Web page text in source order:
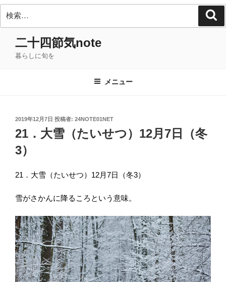
索:
二十四節気note
暮らしに旬を
メニュー
投
日:
2019年12月7日 投稿者: 24NOTE01NET
21．大雪（たいせつ）12月7日（冬
3）
21．大雪（たいせつ）12月7日（冬3）
雪がさかんに降るころという意味。